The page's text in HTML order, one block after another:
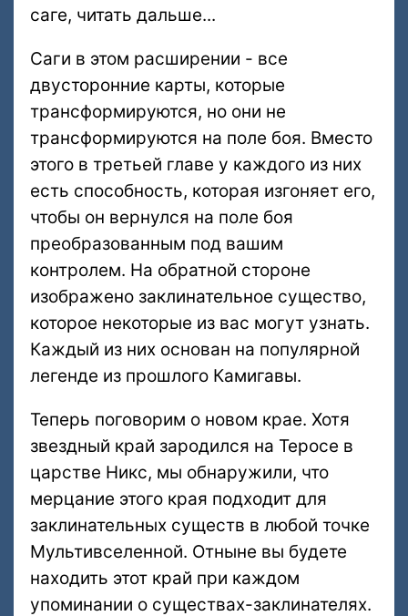
саге, читать дальше...
Саги в этом расширении - все
двусторонние карты, которые
трансформируются, но они не
трансформируются на поле боя. Вместо
этого в третьей главе у каждого из них
есть способность, которая изгоняет его,
чтобы он вернулся на поле боя
преобразованным под вашим
контролем. На обратной стороне
изображено заклинательное существо,
которое некоторые из вас могут узнать.
Каждый из них основан на популярной
легенде из прошлого Камигавы.
Теперь поговорим о новом крае. Хотя
звездный край зародился на Теросе в
царстве Никс, мы обнаружили, что
мерцание этого края подходит для
заклинательных существ в любой точке
Мультивселенной. Отныне вы будете
находить этот край при каждом
упоминании о существах-заклинателях.